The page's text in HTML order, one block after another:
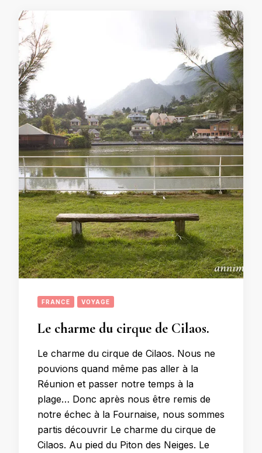
FRANCE VOYAGE
Le charme du cirque de Cilaos.
Le charme du cirque de Cilaos. Nous ne
pouvions quand même pas aller à la
Réunion et passer notre temps à la
plage… Donc après nous être remis de
notre échec à la Fournaise, nous sommes
partis découvrir Le charme du cirque de
Cilaos. Au pied du Piton des Neiges. Le